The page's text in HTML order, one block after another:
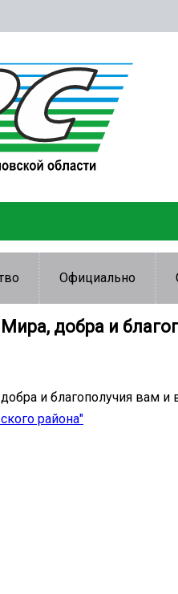
Официально
добра и
и благополучия вам и
района"